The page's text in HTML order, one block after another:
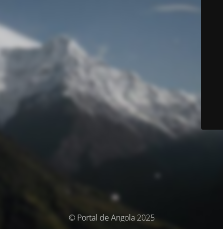
© Portal de Angola 2025